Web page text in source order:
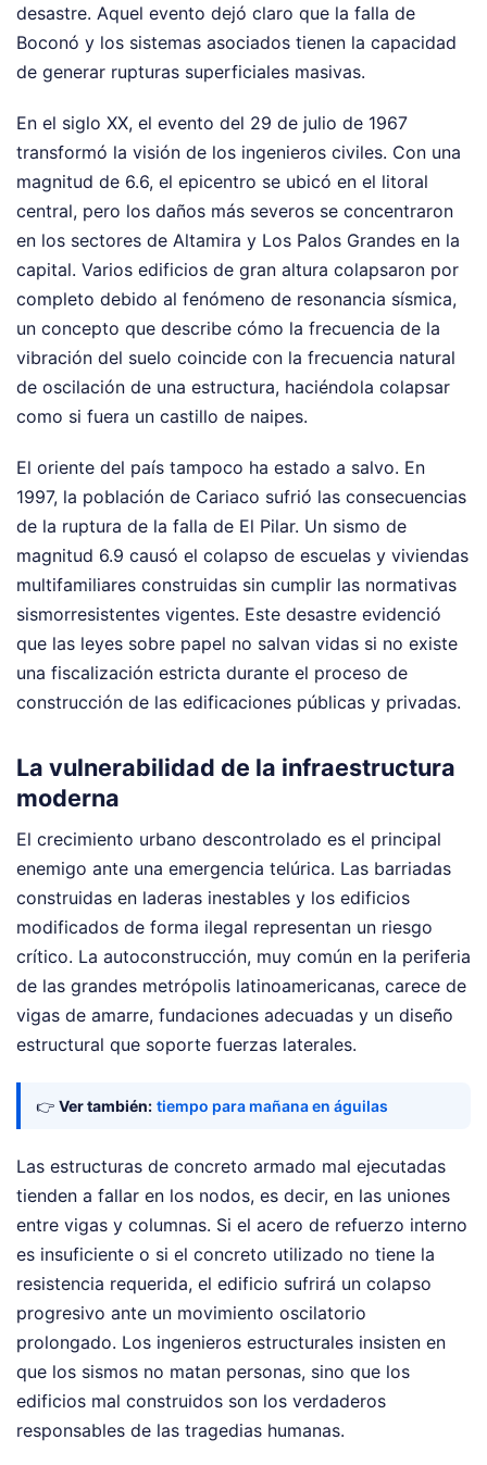
desastre. Aquel evento dejó claro que la falla de
Boconó y los sistemas asociados tienen la capacidad
de generar rupturas superficiales masivas.
En el siglo XX, el evento del 29 de julio de 1967
transformó la visión de los ingenieros civiles. Con una
magnitud de 6.6, el epicentro se ubicó en el litoral
central, pero los daños más severos se concentraron
en los sectores de Altamira y Los Palos Grandes en la
capital. Varios edificios de gran altura colapsaron por
completo debido al fenómeno de resonancia sísmica,
un concepto que describe cómo la frecuencia de la
vibración del suelo coincide con la frecuencia natural
de oscilación de una estructura, haciéndola colapsar
como si fuera un castillo de naipes.
El oriente del país tampoco ha estado a salvo. En
1997, la población de Cariaco sufrió las consecuencias
de la ruptura de la falla de El Pilar. Un sismo de
magnitud 6.9 causó el colapso de escuelas y viviendas
multifamiliares construidas sin cumplir las normativas
sismorresistentes vigentes. Este desastre evidenció
que las leyes sobre papel no salvan vidas si no existe
una fiscalización estricta durante el proceso de
construcción de las edificaciones públicas y privadas.
La vulnerabilidad de la infraestructura
moderna
El crecimiento urbano descontrolado es el principal
enemigo ante una emergencia telúrica. Las barriadas
construidas en laderas inestables y los edificios
modificados de forma ilegal representan un riesgo
crítico. La autoconstrucción, muy común en la periferia
de las grandes metrópolis latinoamericanas, carece de
vigas de amarre, fundaciones adecuadas y un diseño
estructural que soporte fuerzas laterales.
👉 Ver también: tiempo para mañana en águilas
Las estructuras de concreto armado mal ejecutadas
tienden a fallar en los nodos, es decir, en las uniones
entre vigas y columnas. Si el acero de refuerzo interno
es insuficiente o si el concreto utilizado no tiene la
resistencia requerida, el edificio sufrirá un colapso
progresivo ante un movimiento oscilatorio
prolongado. Los ingenieros estructurales insisten en
que los sismos no matan personas, sino que los
edificios mal construidos son los verdaderos
responsables de las tragedias humanas.